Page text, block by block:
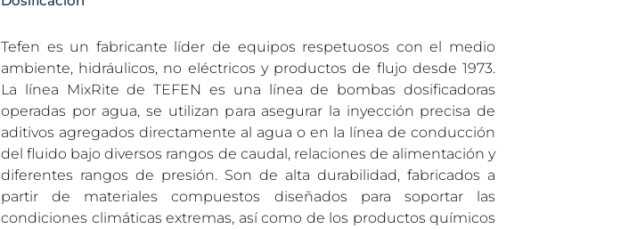
Tefen es un fabricante líder de equipos respetuosos con el medio
ambiente, hidráulicos, no eléctricos y productos de flujo desde 1973.
La línea MixRite de TEFEN es una línea de bombas dosificadoras
operadas por agua, se utilizan para asegurar la inyección precisa de
aditivos agregados directamente al agua o en la línea de conducción
del fluido bajo diversos rangos de caudal, relaciones de alimentación y
diferentes rangos de presión. Son de alta durabilidad, fabricados a
partir de materiales compuestos diseñados para soportar las
condiciones climáticas extremas, así como de los productos químicos